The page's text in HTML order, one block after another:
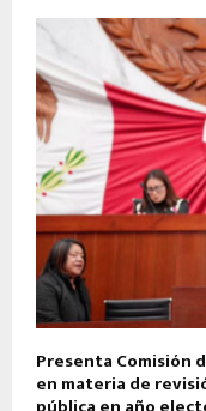
Presenta Comisión
en materia de